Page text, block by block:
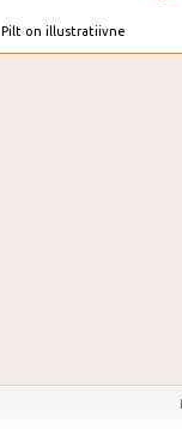
Pilt on illustratiivne